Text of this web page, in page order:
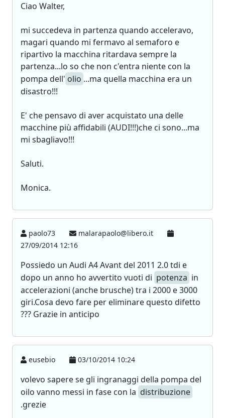
Ciao Walter,
mi succedeva in partenza quando acceleravo,
magari quando mi fermavo al semaforo e
ripartivo la macchina ritardava sempre la
partenza...lo so che non c'entra niente con la
pompa dell' olio ...ma quella macchina era un
disastro!!!
E' che pensavo di aver acquistato una delle
macchine più affidabili (AUDI!!!)che ci sono...ma
mi sbagliavo!!!
Saluti.
Monica.
paolo73
malarapaolo@libero.it
27/09/2014 12:16
Possiedo un Audi A4 Avant del 2011 2.0 tdi e
dopo un anno ho avvertito vuoti di potenza in
accelerazioni (anche brusche) tra i 2000 e 3000
giri.Cosa devo fare per eliminare questo difetto
??? Grazie in anticipo
eusebio 03/10/2014 10:24
volevo sapere se gli ingranaggi della pompa del
oilo vanno messi in fase con la distribuzione
.grezie